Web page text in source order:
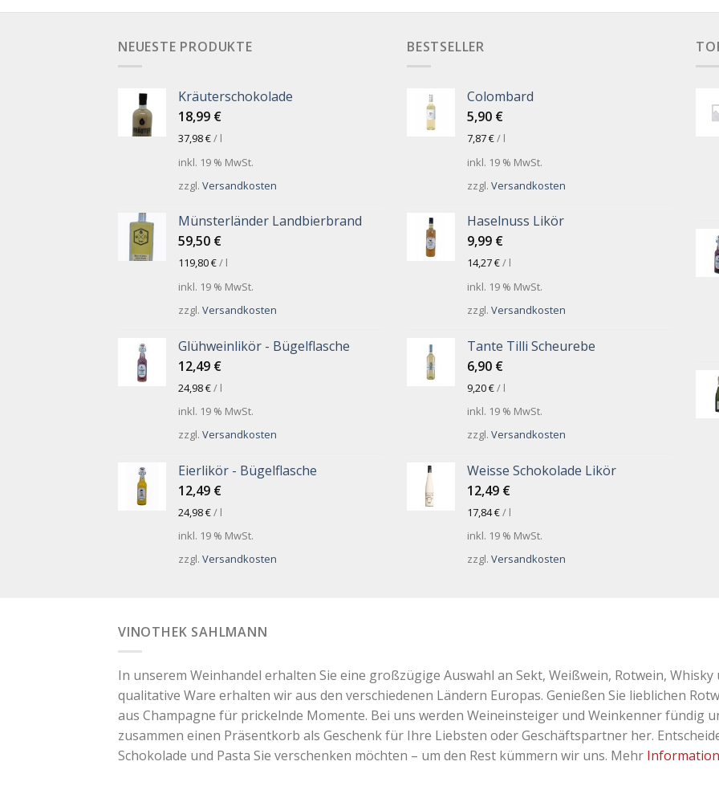
NEUESTE PRODUKTE
Kräuterschokolade
18,99 €
37,98€/ l
inkl. 19 % MwSt.
zzgl. Versandkosten
Münsterländer Landbierbrand
59,50 €
119,80€/ l
inkl. 19 % MwSt.
zzgl. Versandkosten
Glühweinlikör - Bügelflasche
12,49 €
24,98€/ l
inkl. 19 % MwSt.
zzgl. Versandkosten
Eierlikör - Bügelflasche
12,49 €
24,98€/ l
inkl. 19 % MwSt.
zzgl. Versandkosten
BESTSELLER
Colombard
5,90 €
7,87€/ l
inkl. 19 % MwSt.
zzgl. Versandkosten
Haselnuss Likör
9,99 €
14,27€/ l
inkl. 19 % MwSt.
zzgl. Versandkosten
Tante Tilli Scheurebe
6,90 €
9,20€/ l
inkl. 19 % MwSt.
zzgl. Versandkosten
Weisse Schokolade Likör
12,49 €
17,84€/ l
inkl. 19 % MwSt.
zzgl. Versandkosten
VINOTHEK SAHLMANN
In unserem Weinhandel erhalten Sie eine großzügige Auswahl an Sekt, Weißwein, Rotwein,
qualitative Ware erhalten wir aus den verschiedenen Ländern Europas. Genießen Sie lieblichen
aus Champagne für prickelnde Momente. Bei uns werden Weineinsteiger und Weinkenner fündig
zusammen einen Präsentkorb als Geschenk für Ihre Liebsten oder Geschäftspartner her.
Schokolade und Pasta Sie verschenken möchten – um den Rest kümmern wir uns. Mehr